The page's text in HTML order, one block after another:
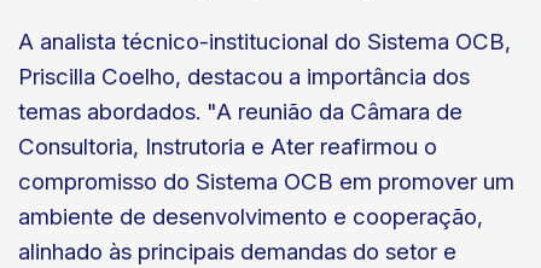
A analista técnico-institucional do Sistema OCB,
Priscilla Coelho, destacou a importância dos
temas abordados. "A reunião da Câmara de
Consultoria, Instrutoria e Ater reafirmou o
compromisso do Sistema OCB em promover um
ambiente de desenvolvimento e cooperação,
alinhado às principais demandas do setor e